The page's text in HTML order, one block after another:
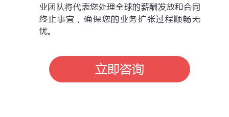
业团队将代表您处理全球的薪酬发放和合同
终止事宜，确保您的业务扩张过程顺畅无
忧。
立即咨询